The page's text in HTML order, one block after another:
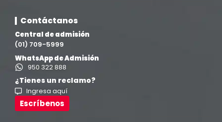
Ingeniería Civil
Ingeniería de Sistemas
Ingeniería en Enología y Viticultura
Investigación y Responsabilidad Social
Contáctanos
Central de admisión
(01) 709-5999
WhatsApp de Admisión
950 322 888
¿Tienes un reclamo?
Ingresa aquí
Escríbenos